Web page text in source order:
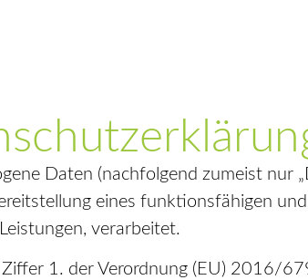
Daten (nachfolgend zumeist nur
eines funktionsfähigen
verarbeitet.
1. der Verordnung (EU) 2016/